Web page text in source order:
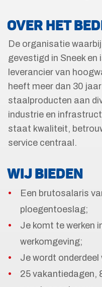
OVER HET
De organisatie
gevestigd in Sneek
leverancier van
heeft meer dan 30
staalproducten aan
industrie en
staat kwaliteit,
service centraal.
WIJ BIEDEN
Een brutosalaris
ploegentoeslag;
Je komt te werken
werkomgeving;
Je wordt
25 vakantiedagen,